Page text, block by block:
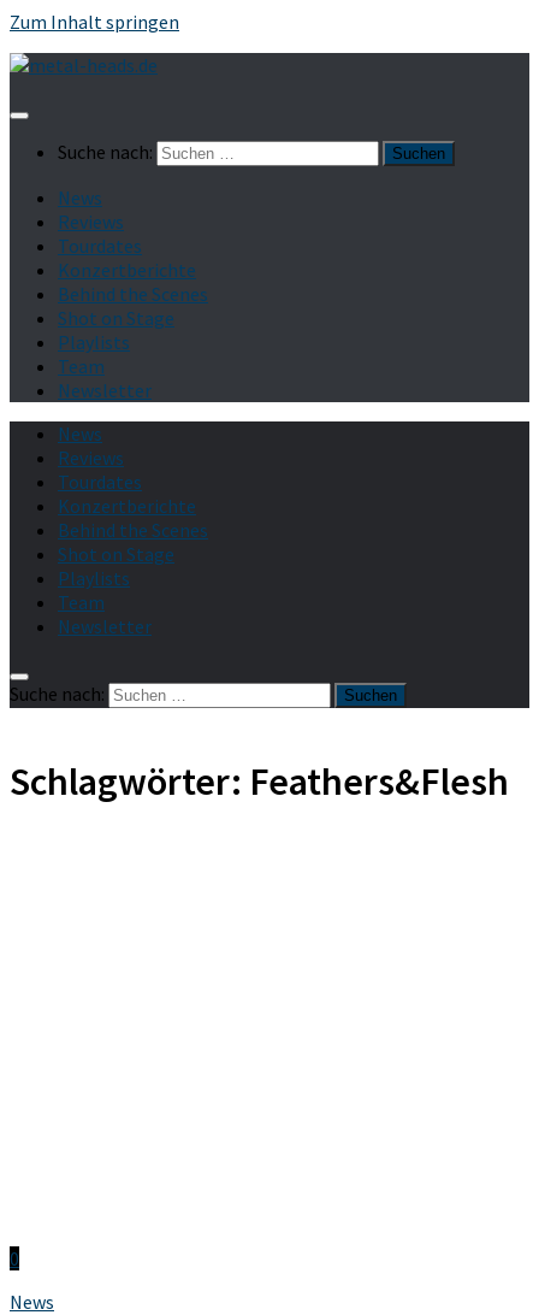
Zum Inhalt springen
Suche nach:
News
Reviews
Tourdates
Konzertberichte
Behind the Scenes
Shot on Stage
Playlists
Team
Newsletter
News
Reviews
Tourdates
Konzertberichte
Behind the Scenes
Shot on Stage
Playlists
Team
Newsletter
Suche nach:
Schlagwörter: Feathers&Flesh
0
News